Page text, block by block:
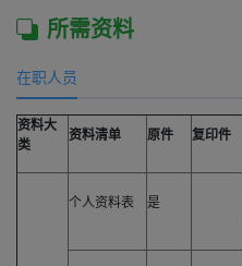
所需资料
在职人员
资料大
类
资料清单 原件 复印件
个人资料表 是